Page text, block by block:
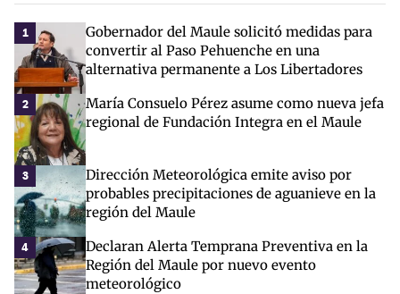
1
Gobernador del Maule solicitó medidas para
convertir al Paso Pehuenche en una
alternativa permanente a Los Libertadores
2
María Consuelo Pérez asume como nueva jefa
regional de Fundación Integra en el Maule
3
Dirección Meteorológica emite aviso por
probables precipitaciones de aguanieve en la
región del Maule
4
Declaran Alerta Temprana Preventiva en la
Región del Maule por nuevo evento
meteorológico